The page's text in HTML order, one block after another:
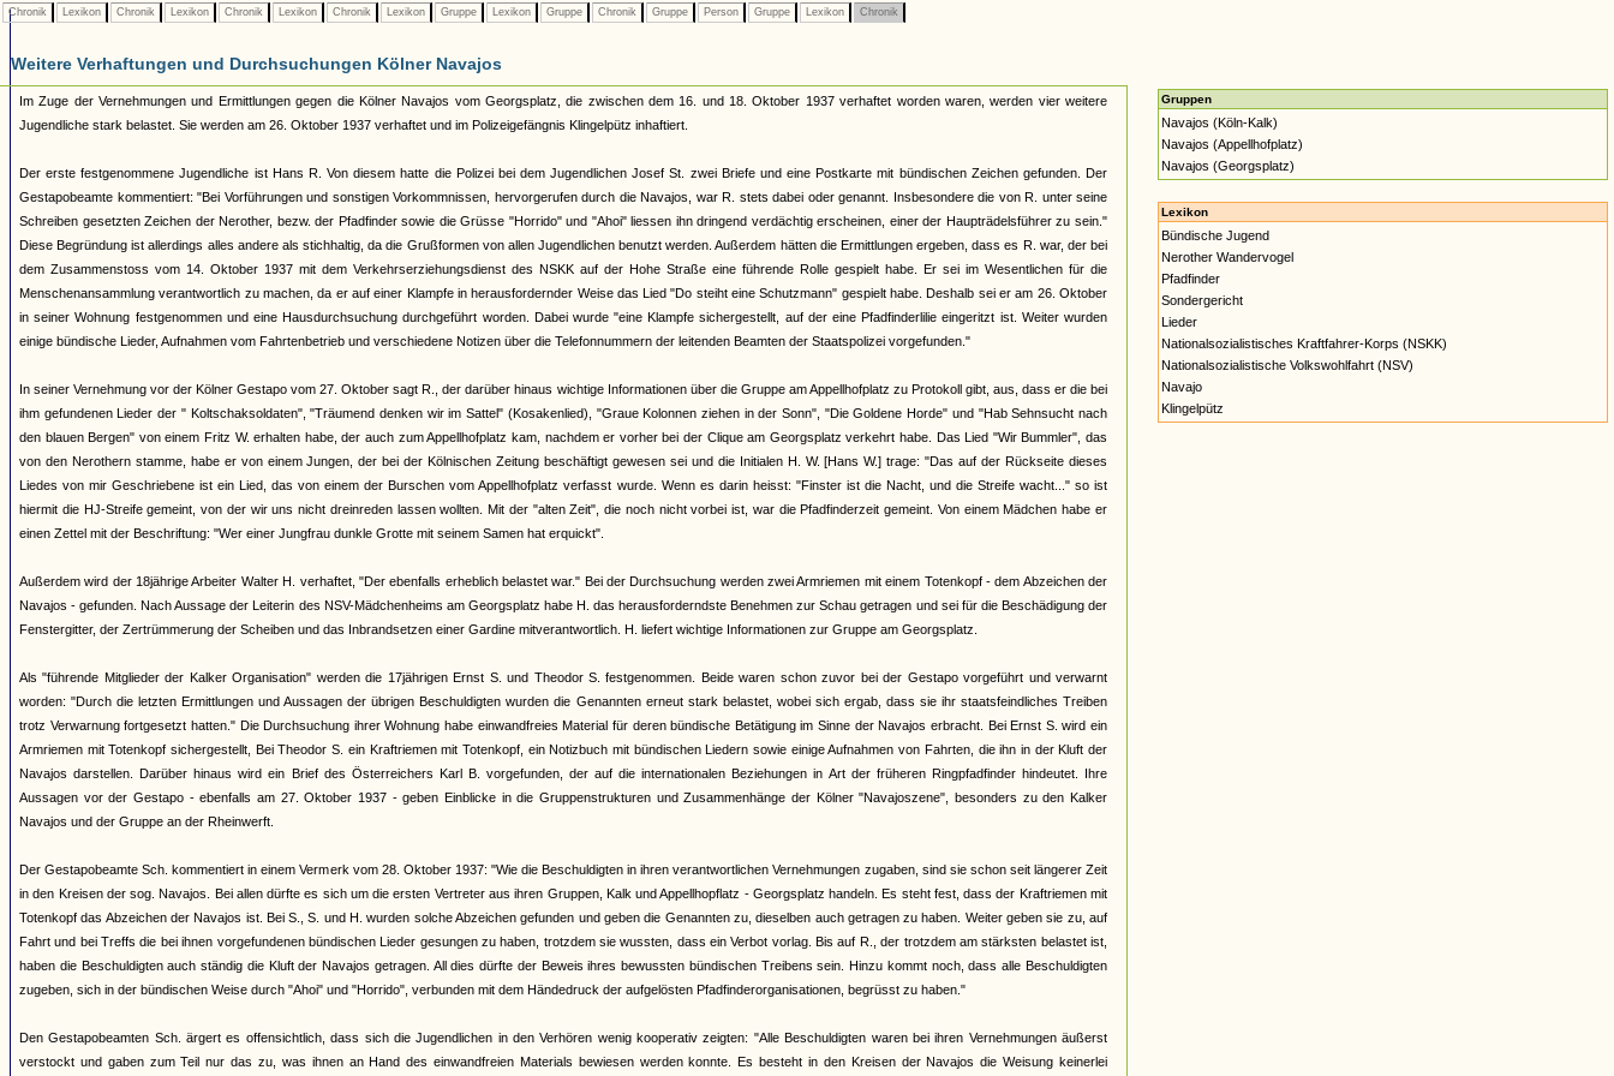
Chronik Lexikon Chronik Lexikon Chronik Lexikon Chronik Lexikon Gruppe Lexikon Gruppe Chronik Gruppe Person Gruppe Lexikon Chronik
Weitere Verhaftungen und Durchsuchungen Kölner Navajos
Im Zuge der Vernehmungen und Ermittlungen gegen die Kölner Navajos vom Georgsplatz, die zwischen dem 16. und 18. Oktober 1937 verhaftet worden waren, werden vier weitere
Jugendliche stark belastet. Sie werden am 26. Oktober 1937 verhaftet und im Polizeigefängnis Klingelpütz inhaftiert.
Der erste festgenommene Jugendliche ist Hans R. Von diesem hatte die Polizei bei dem Jugendlichen Josef St. zwei Briefe und eine Postkarte mit bündischen Zeichen gefunden. Der
Gestapobeamte kommentiert: "Bei Vorführungen und sonstigen Vorkommnissen, hervorgerufen durch die Navajos, war R. stets dabei oder genannt. Insbesondere die von R. unter seine
Schreiben gesetzten Zeichen der Nerother, bezw. der Pfadfinder sowie die Grüsse "Horrido" und "Ahoi" liessen ihn dringend verdächtig erscheinen, einer der Haupträdelsführer zu sein."
Diese Begründung ist allerdings alles andere als stichhaltig, da die Grußformen von allen Jugendlichen benutzt werden. Außerdem hätten die Ermittlungen ergeben, dass es R. war, der bei
dem Zusammenstoss vom 14. Oktober 1937 mit dem Verkehrserziehungsdienst des NSKK auf der Hohe Straße eine führende Rolle gespielt habe. Er sei im Wesentlichen für die
Menschenansammlung verantwortlich zu machen, da er auf einer Klampfe in herausfordernder Weise das Lied "Do steiht eine Schutzmann" gespielt habe. Deshalb sei er am 26. Oktober
in seiner Wohnung festgenommen und eine Hausdurchsuchung durchgeführt worden. Dabei wurde "eine Klampfe sichergestellt, auf der eine Pfadfinderlilie eingeritzt ist. Weiter wurden
einige bündische Lieder, Aufnahmen vom Fahrtenbetrieb und verschiedene Notizen über die Telefonnummern der leitenden Beamten der Staatspolizei vorgefunden."
In seiner Vernehmung vor der Kölner Gestapo vom 27. Oktober sagt R., der darüber hinaus wichtige Informationen über die Gruppe am Appellhofplatz zu Protokoll gibt, aus, dass er die bei
ihm gefundenen Lieder der " Koltschaksoldaten", "Träumend denken wir im Sattel" (Kosakenlied), "Graue Kolonnen ziehen in der Sonn", "Die Goldene Horde" und "Hab Sehnsucht nach
den blauen Bergen" von einem Fritz W. erhalten habe, der auch zum Appellhofplatz kam, nachdem er vorher bei der Clique am Georgsplatz verkehrt habe. Das Lied "Wir Bummler", das
von den Nerothern stamme, habe er von einem Jungen, der bei der Kölnischen Zeitung beschäftigt gewesen sei und die Initialen H. W. [Hans W.] trage: "Das auf der Rückseite dieses
Liedes von mir Geschriebene ist ein Lied, das von einem der Burschen vom Appellhofplatz verfasst wurde. Wenn es darin heisst: "Finster ist die Nacht, und die Streife wacht..." so ist
hiermit die HJ-Streife gemeint, von der wir uns nicht dreinreden lassen wollten. Mit der "alten Zeit", die noch nicht vorbei ist, war die Pfadfinderzeit gemeint. Von einem Mädchen habe er
einen Zettel mit der Beschriftung: "Wer einer Jungfrau dunkle Grotte mit seinem Samen hat erquickt".
Außerdem wird der 18jährige Arbeiter Walter H. verhaftet, "Der ebenfalls erheblich belastet war." Bei der Durchsuchung werden zwei Armriemen mit einem Totenkopf - dem Abzeichen der
Navajos - gefunden. Nach Aussage der Leiterin des NSV-Mädchenheims am Georgsplatz habe H. das herausforderndste Benehmen zur Schau getragen und sei für die Beschädigung der
Fenstergitter, der Zertrümmerung der Scheiben und das Inbrandsetzen einer Gardine mitverantwortlich. H. liefert wichtige Informationen zur Gruppe am Georgsplatz.
Als "führende Mitglieder der Kalker Organisation" werden die 17jährigen Ernst S. und Theodor S. festgenommen. Beide waren schon zuvor bei der Gestapo vorgeführt und verwarnt
worden: "Durch die letzten Ermittlungen und Aussagen der übrigen Beschuldigten wurden die Genannten erneut stark belastet, wobei sich ergab, dass sie ihr staatsfeindliches Treiben
trotz Verwarnung fortgesetzt hatten." Die Durchsuchung ihrer Wohnung habe einwandfreies Material für deren bündische Betätigung im Sinne der Navajos erbracht. Bei Ernst S. wird ein
Armriemen mit Totenkopf sichergestellt, Bei Theodor S. ein Kraftriemen mit Totenkopf, ein Notizbuch mit bündischen Liedern sowie einige Aufnahmen von Fahrten, die ihn in der Kluft der
Navajos darstellen. Darüber hinaus wird ein Brief des Österreichers Karl B. vorgefunden, der auf die internationalen Beziehungen in Art der früheren Ringpfadfinder hindeutet. Ihre
Aussagen vor der Gestapo - ebenfalls am 27. Oktober 1937 - geben Einblicke in die Gruppenstrukturen und Zusammenhänge der Kölner "Navajoszene", besonders zu den Kalker
Navajos und der Gruppe an der Rheinwerft.
Der Gestapobeamte Sch. kommentiert in einem Vermerk vom 28. Oktober 1937: "Wie die Beschuldigten in ihren verantwortlichen Vernehmungen zugaben, sind sie schon seit längerer Zeit
in den Kreisen der sog. Navajos. Bei allen dürfte es sich um die ersten Vertreter aus ihren Gruppen, Kalk und Appellhopflatz - Georgsplatz handeln. Es steht fest, dass der Kraftriemen mit
Totenkopf das Abzeichen der Navajos ist. Bei S., S. und H. wurden solche Abzeichen gefunden und geben die Genannten zu, dieselben auch getragen zu haben. Weiter geben sie zu, auf
Fahrt und bei Treffs die bei ihnen vorgefundenen bündischen Lieder gesungen zu haben, trotzdem sie wussten, dass ein Verbot vorlag. Bis auf R., der trotzdem am stärksten belastet ist,
haben die Beschuldigten auch ständig die Kluft der Navajos getragen. All dies dürfte der Beweis ihres bewussten bündischen Treibens sein. Hinzu kommt noch, dass alle Beschuldigten
zugeben, sich in der bündischen Weise durch "Ahoi" und "Horrido", verbunden mit dem Händedruck der aufgelösten Pfadfinderorganisationen, begrüsst zu haben."
Den Gestapobeamten Sch. ärgert es offensichtlich, dass sich die Jugendlichen in den Verhören wenig kooperativ zeigten: "Alle Beschuldigten waren bei ihren Vernehmungen äußerst
verstockt und gaben zum Teil nur das zu, was ihnen an Hand des einwandfreien Materials bewiesen werden konnte. Es besteht in den Kreisen der Navajos die Weisung keinerlei
Gruppen
Navajos (Köln-Kalk)
Navajos (Appellhofplatz)
Navajos (Georgsplatz)
Lexikon
Bündische Jugend
Nerother Wandervogel
Pfadfinder
Sondergericht
Lieder
Nationalsozialistisches Kraftfahrer-Korps (NSKK)
Nationalsozialistische Volkswohlfahrt (NSV)
Navajo
Klingelpütz